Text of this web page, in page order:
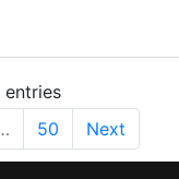
entries
50 Next